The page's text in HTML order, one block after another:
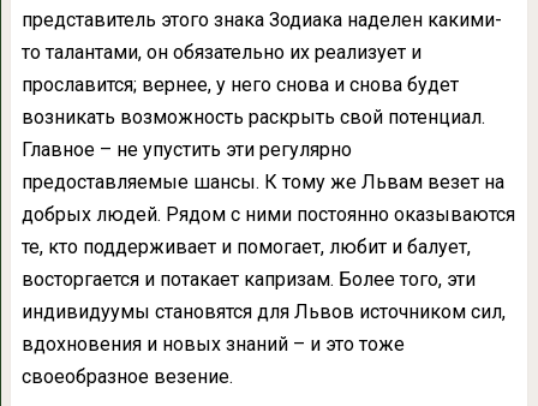
представитель этого знака Зодиака наделен какими-
то талантами, он обязательно их реализует и
прославится; вернее, у него снова и снова будет
возникать возможность раскрыть свой потенциал.
Главное – не упустить эти регулярно
предоставляемые шансы. К тому же Львам везет на
добрых людей. Рядом с ними постоянно оказываются
те, кто поддерживает и помогает, любит и балует,
восторгается и потакает капризам. Более того, эти
индивидуумы становятся для Львов источником сил,
вдохновения и новых знаний – и это тоже
своеобразное везение.